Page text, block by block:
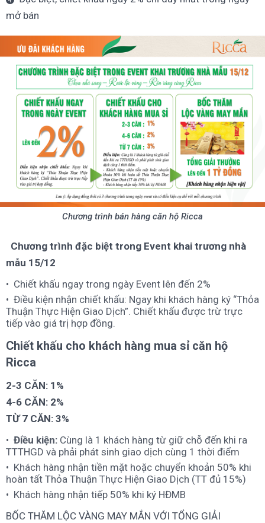
mở bán
Chương trình bán hàng căn hộ Ricca
Chương trình đặc biệt trong Event khai trương nhà
mẫu 15/12
Chiết khấu ngay trong ngày Event lên đến 2%
Điều kiện nhận chiết khấu: Ngay khi khách hàng ký “Thỏa
Thuận Thực Hiện Giao Dịch”. Chiết khấu được trừ trực
tiếp vào giá trị hợp đồng.
Chiết khấu cho khách hàng mua sỉ căn hộ
Ricca
2-3 CĂN: 1%
4-6 CĂN: 2%
TỪ 7 CĂN: 3%
Điều kiện: Cùng là 1 khách hàng từ giữ chỗ đến khi ra
TTTHGD và phải phát sinh giao dịch cùng 1 thời điểm
Khách hàng nhận tiền mặt hoặc chuyển khoản 50% khi
hoàn tất Thỏa Thuận Thực Hiện Giao Dịch (TT đủ 15%)
Khách hàng nhận tiếp 50% khi ký HĐMB
BỐC THĂM LỘC VÀNG MAY MẮN VỚI TỔNG GIẢI